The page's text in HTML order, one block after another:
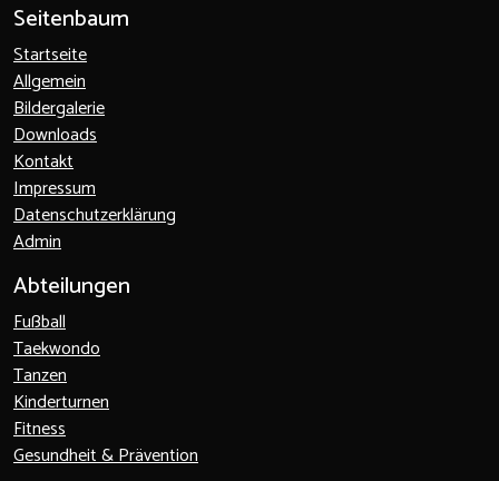
Seitenbaum
Startseite
Allgemein
Bildergalerie
Downloads
Kontakt
Impressum
Datenschutzerklärung
Admin
Abteilungen
Fußball
Taekwondo
Tanzen
Kinderturnen
Fitness
Gesundheit & Prävention